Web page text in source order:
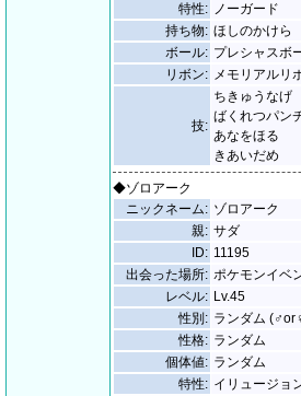
特性: ノーガード
持ち物: ほしのかけら
ボール: プレシャスボ
リボン: メモリアルリ
技:
ちきゅうなげ
ばくれつパン
あなをほる
きあいだめ
◆ゾロアーク
ニックネーム: ゾロアーク
親: サダ
ID: 11195
出会った場所: ポケモンイベ
レベル: Lv.45
性別: ランダム
性格: ランダム
個体値: ランダム
特性: イリュージョ